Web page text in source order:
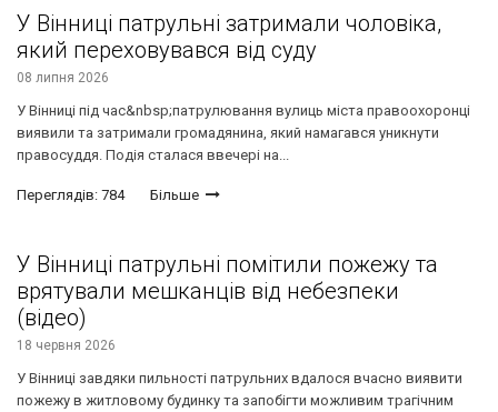
У Вінниці патрульні затримали чоловіка,
який переховувався від суду
08 липня 2026
У Вінниці під час&nbsp;патрулювання вулиць міста правоохоронці
виявили та затримали громадянина, який намагався уникнути
правосуддя. Подія сталася ввечері на...
Переглядів: 784 Більше
У Вінниці патрульні помітили пожежу та
врятували мешканців від небезпеки
(відео)
18 червня 2026
У Вінниці завдяки пильності патрульних вдалося вчасно виявити
пожежу в житловому будинку та запобігти можливим трагічним